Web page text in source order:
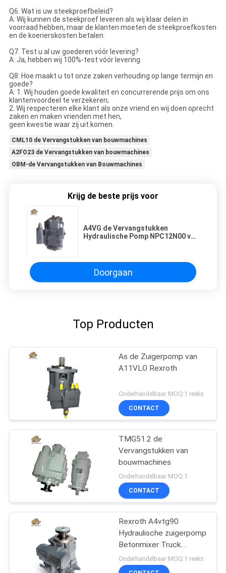
Q6. Wat is uw steekproefbeleid?
A: Wij kunnen de steekproef leveren als wij klaar delen in
voorraad hebben, maar de klanten moeten de steekproefkosten
en de koerierskosten betalen.
Q7. Test u al uw goederen vóór levering?
A: Ja, hebben wij 100%-test vóór levering
Q8: Hoe maakt u tot onze zaken verhouding op lange termijn en
goede?
A: 1. Wij houden goede kwaliteit en concurrerende prijs om ons
klantenvoordeel te verzekeren;
2. Wij respecteren elke klant als onze vriend en wij doen oprecht
zaken en maken vrienden met hen,
geen kwestie waar zij uit komen.
CML10 de Vervangstukken van bouwmachines
A2FO23 de Vervangstukken van bouwmachines
OBM-de Vervangstukken van Bouwmachines
Krijg de beste prijs voor
A4VG de Vervangstukken
Hydraulische Pomp NPC12N00 van
Doorgaan
Top Producten
As de Zuigerpomp van
A11VLO Rexroth
Onderhandelbaar MOQ:1 reeks
CONTACT
TMG51.2 de
Vervangstukken van
bouwmachines
Onderhandelbaar MOQ:1
CONTACT
Rexroth A4vtg90
Hydraulische zuigerpomp
Betonmixer Truck
Onderhoud Reparatie
Herbouwonderdelen
Onderhandelbaar MOQ:1 reeks